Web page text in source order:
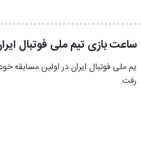
ساعت بازی تیم ملی فوتبال
رفت.